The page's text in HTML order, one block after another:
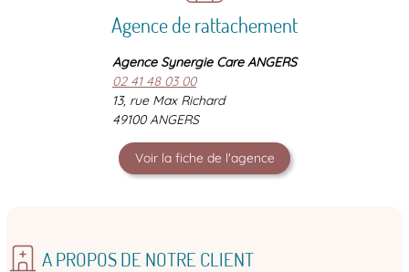
Agence de rattachement
Agence Synergie Care ANGERS
02 41 48 03 00
13, rue Max Richard
49100 ANGERS
Voir la fiche de l'agence
A PROPOS DE NOTRE CLIENT